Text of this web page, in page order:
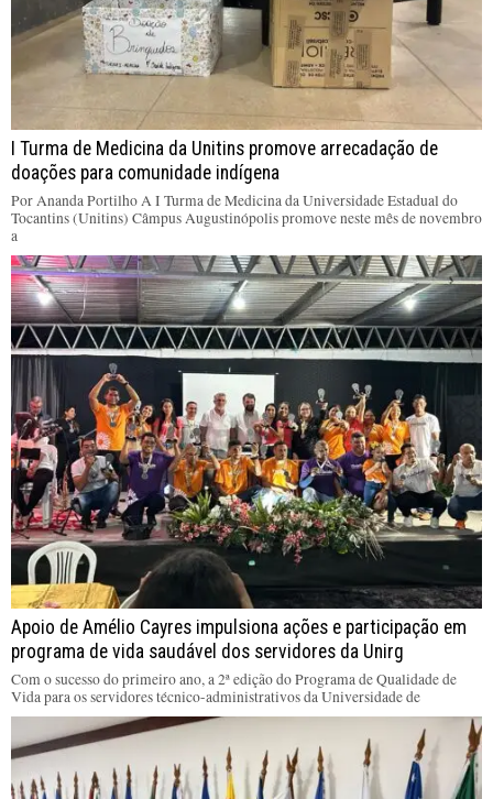
I Turma de Medicina da Unitins promove arrecadação de
doações para comunidade indígena
Por Ananda Portilho A I Turma de Medicina da Universidade Estadual do
Tocantins (Unitins) Câmpus Augustinópolis promove neste mês de novembro
a
Apoio de Amélio Cayres impulsiona ações e participação em
programa de vida saudável dos servidores da Unirg
Com o sucesso do primeiro ano, a 2ª edição do Programa de Qualidade de
Vida para os servidores técnico-administrativos da Universidade de